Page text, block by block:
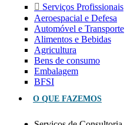
Serviços Profissionais
Aeroespacial e Defesa
Automóvel e Transporte
Alimentos e Bebidas
Agricultura
Bens de consumo
Embalagem
BFSI
O QUE FAZEMOS